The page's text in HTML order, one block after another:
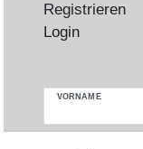
Registrieren
Login
VORNAME